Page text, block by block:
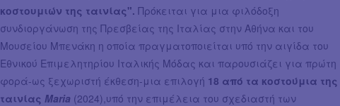
κοστουμιών της ταινίας". Πρόκειται για μια φιλόδοξη
συνδιοργάνωση της Πρεσβείας της Ιταλίας στην Αθήνα και του
Μουσείου Μπενάκη η οποία πραγματοποιείται υπό την αιγίδα του
Εθνικού Επιμελητηρίου Ιταλικής Μόδας και παρουσιάζει για πρώτη
φορά-ως ξεχωριστή έκθεση-μια επιλογή 18 από τα κοστούμια της
ταινίας Maria (2024),υπό την επιμέλεια του σχεδιαστή των